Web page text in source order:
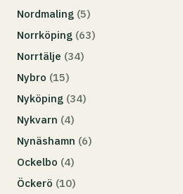
Nordmaling (5)
Norrköping (63)
Norrtälje (34)
Nybro (15)
Nyköping (34)
Nykvarn (4)
Nynäshamn (6)
Ockelbo (4)
Öckerö (10)